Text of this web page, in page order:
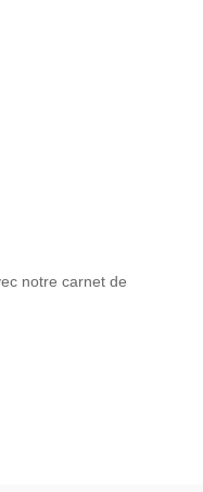
notre carnet de